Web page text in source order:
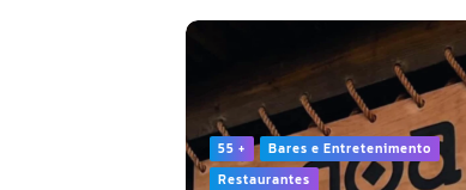
55 +
Bares e Entretenimento
Restaurantes